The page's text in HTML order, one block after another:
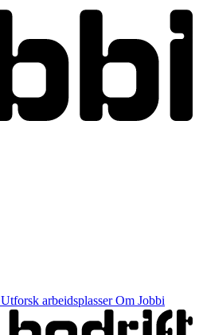
Utforsk arbeidsplasserOm Jobbi